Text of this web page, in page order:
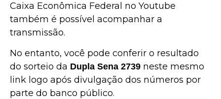
Caixa Econômica Federal no Youtube
também é possível acompanhar a
transmissão.
No entanto, você pode conferir o resultado
do sorteio da Dupla Sena 2739 neste mesmo
link logo após divulgação dos números por
parte do banco público.